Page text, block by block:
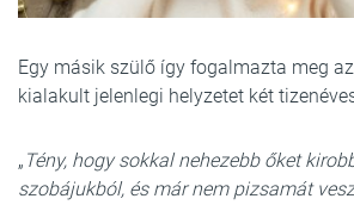
Egy másik szülő így fogalmazta meg
kialakult jelenlegi helyzetet két
„ Tény, hogy sokkal nehezebb őket
szobájukból, és már nem pizsamát